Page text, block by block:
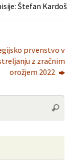
Štefan Kardoš
prvenstvo v
z zračnim
orožjem 2022